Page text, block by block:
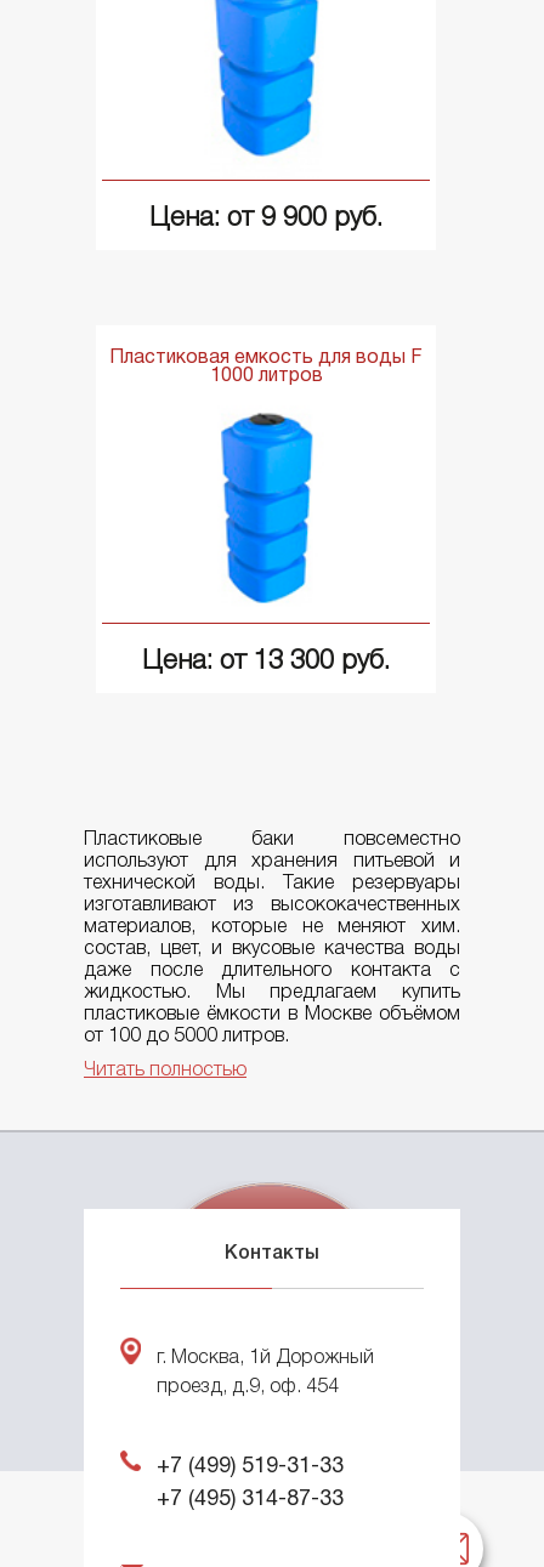
Цена: от 9 900 руб.
Пластиковая емкость для воды F
1000 литров
Цена: от 13 300 руб.
Пластиковые баки повсеместно
используют для хранения питьевой и
технической воды. Такие резервуары
изготавливают из высококачественных
материалов, которые не меняют хим.
состав, цвет, и вкусовые качества воды
даже после длительного контакта с
жидкостью. Мы предлагаем купить
пластиковые ёмкости в Москве объёмом
от 100 до 5000 литров.
Читать полностью
Контакты
г. Москва, 1й Дорожный
проезд, д.9, оф. 454
+7 (499) 519-31-33
+7 (495) 314-87-33
ООО «Планета»
Создание корпоративного сайта
интернет-агентство BREVIS